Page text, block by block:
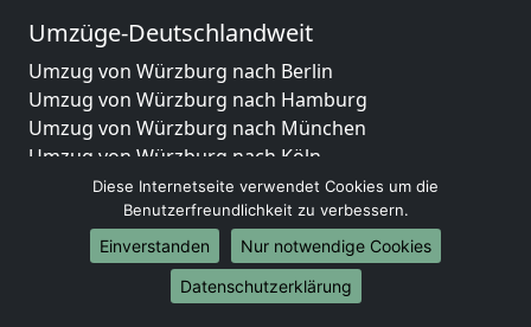
Umzüge-Deutschlandweit
Umzug von Würzburg nach Berlin
Umzug von Würzburg nach Hamburg
Umzug von Würzburg nach München
Umzug von Würzburg nach Köln
Umzug von Würzburg nach Frankfurt am Main
Umzug von Würzburg nach Stuttgart
Umzug von Würzburg nach Düsseldorf
Umzug von Würzburg nach Leipzig
Umzug von Würzburg nach Dortmund
Diese Internetseite verwendet Cookies um die
Benutzerfreundlichkeit zu verbessern.
Einverstanden
Nur notwendige Cookies
Datenschutzerklärung